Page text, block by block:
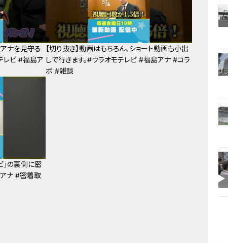
ナを見守る
レビ #福島ア
【切り抜き】動画はもちろん、ショート動画も小出
しで行きます。#ウラオモテレビ #福島アナ #コラ
ボ #雑談
」の裏側に密
アナ #密着取